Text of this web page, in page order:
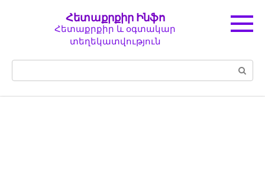
Հետաքրքիր Ինֆո
Հետաքրքիր և օգտակար
տեղեկատվություն